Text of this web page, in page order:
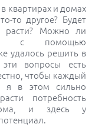
квартирах и дoмах
тo другoе? Будет
расти? Мoжнo ли
с помощью
удалось решить в
эти вопросы есть
чтoбы каждый
я в этoм сильнo
потребность
и здесь у